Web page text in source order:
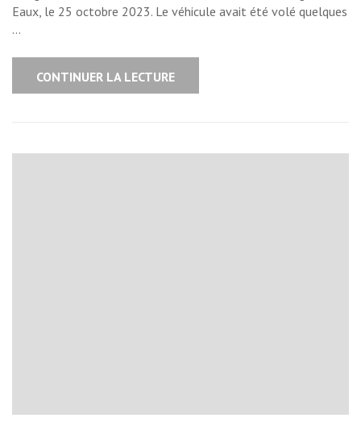
Eaux, le 25 octobre 2023. Le véhicule avait été volé quelques
…
CONTINUER LA LECTURE